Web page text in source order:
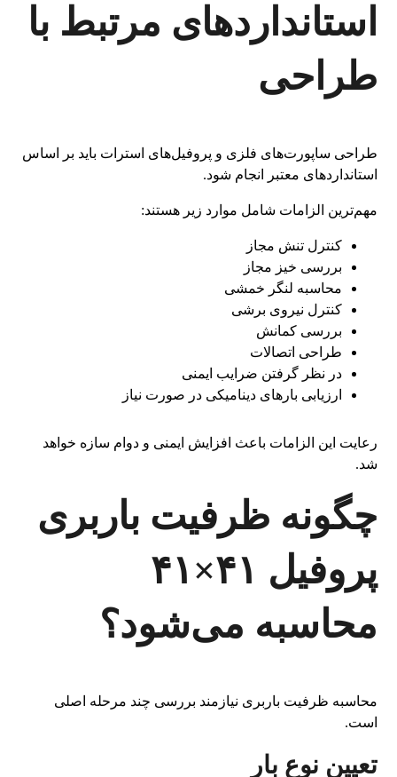
استانداردهای مرتبط با
طراحی
طراحی ساپورت‌های فلزی و پروفیل‌های استرات باید بر اساس
استانداردهای معتبر انجام شود.
مهم‌ترین الزامات شامل موارد زیر هستند:
کنترل تنش مجاز
بررسی خیز مجاز
محاسبه لنگر خمشی
کنترل نیروی برشی
بررسی کمانش
طراحی اتصالات
در نظر گرفتن ضرایب ایمنی
ارزیابی بارهای دینامیکی در صورت نیاز
رعایت این الزامات باعث افزایش ایمنی و دوام سازه خواهد
شد.
چگونه ظرفیت باربری
پروفیل ۴۱×۴۱
محاسبه می‌شود؟
محاسبه ظرفیت باربری نیازمند بررسی چند مرحله اصلی
است.
تعیین نوع بار